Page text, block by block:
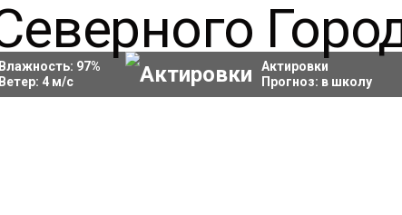
Влажность: 97%
Ветер: 4м/с
Актировки
Прогноз: в школу